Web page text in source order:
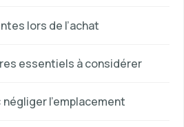
lors de l’achat
essentiels à considérer
l’emplacement